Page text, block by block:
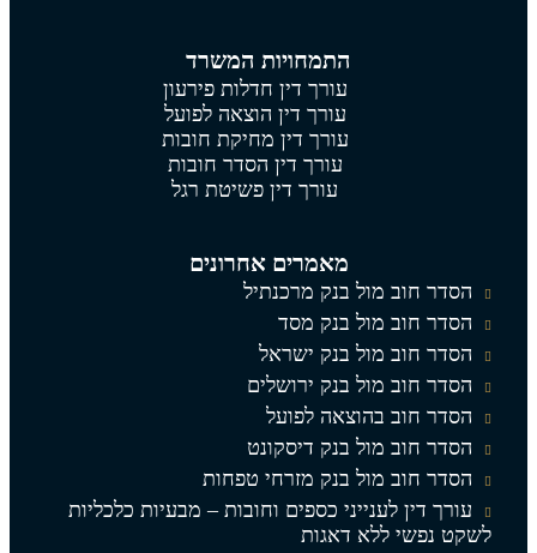
התמחויות המשרד
עורך דין חדלות פירעון
עורך דין הוצאה לפועל
עורך דין מחיקת חובות
עורך דין הסדר חובות
עורך דין פשיטת רגל
מאמרים אחרונים
הסדר חוב מול בנק מרכנתיל
הסדר חוב מול בנק מסד
הסדר חוב מול בנק ישראל
הסדר חוב מול בנק ירושלים
הסדר חוב בהוצאה לפועל
הסדר חוב מול בנק דיסקונט
הסדר חוב מול בנק מזרחי טפחות
עורך דין לענייני כספים וחובות – מבעיות כלכליות
לשקט נפשי ללא דאגות